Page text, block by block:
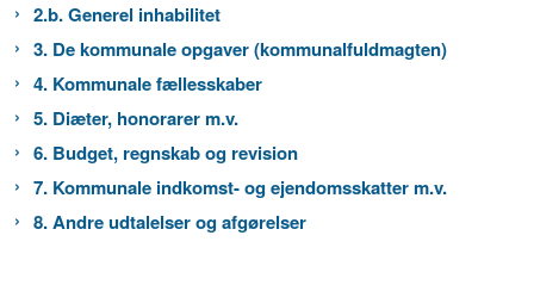
2.b. Generel inhabilitet
3. De kommunale opgaver (kommunalfuldmagten)
4. Kommunale fællesskaber
5. Diæter, honorarer m.v.
6. Budget, regnskab og revision
7. Kommunale indkomst- og ejendomsskatter m.v.
8. Andre udtalelser og afgørelser